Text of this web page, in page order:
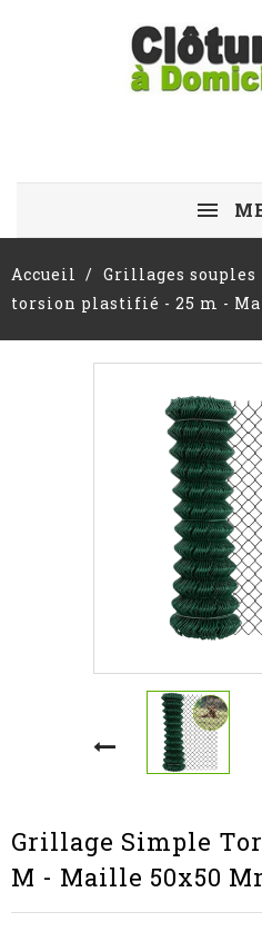
Accueil Grillages souples
torsion plastifié - 25 m -
Grillage Simple
M - Maille 50x50